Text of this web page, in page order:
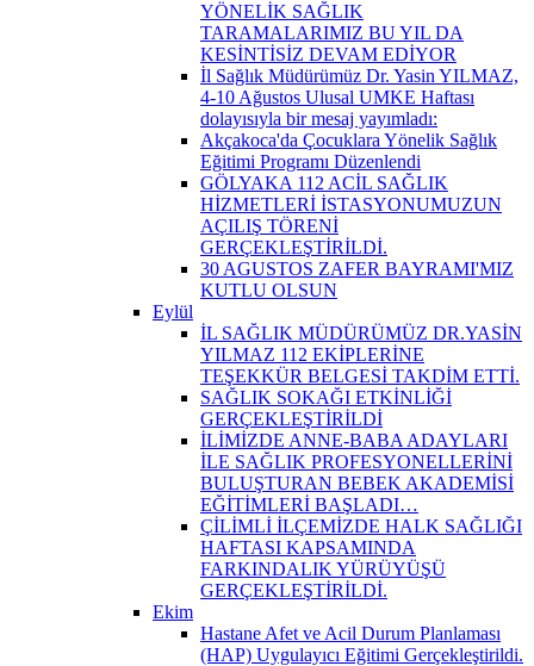
YÖNELİK SAĞLIK
TARAMALARIMIZ BU YIL DA
KESİNTİSİZ DEVAM EDİYOR
İl Sağlık Müdürümüz Dr. Yasin YILMAZ,
4-10 Ağustos Ulusal UMKE Haftası
dolayısıyla bir mesaj yayımladı:
Akçakoca'da Çocuklara Yönelik Sağlık
Eğitimi Programı Düzenlendi
GÖLYAKA 112 ACİL SAĞLIK
HİZMETLERİ İSTASYONUMUZUN
AÇILIŞ TÖRENİ
GERÇEKLEŞTİRİLDİ.
30 AGUSTOS ZAFER BAYRAMI'MIZ
KUTLU OLSUN
Eylül
İL SAĞLIK MÜDÜRÜMÜZ DR.YASİN
YILMAZ 112 EKİPLERİNE
TEŞEKKÜR BELGESİ TAKDİM ETTİ.
SAĞLIK SOKAĞI ETKİNLİĞİ
GERÇEKLEŞTİRİLDİ
İLİMİZDE ANNE-BABA ADAYLARI
İLE SAĞLIK PROFESYONELLERİNİ
BULUŞTURAN BEBEK AKADEMİSİ
EĞİTİMLERİ BAŞLADI…
ÇİLİMLİ İLÇEMİZDE HALK SAĞLIĞI
HAFTASI KAPSAMINDA
FARKINDALIK YÜRÜYÜŞÜ
GERÇEKLEŞTİRİLDİ.
Ekim
Hastane Afet ve Acil Durum Planlaması
(HAP) Uygulayıcı Eğitimi Gerçekleştirildi.